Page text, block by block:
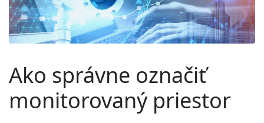
Ako správne označiť
monitorovaný priestor